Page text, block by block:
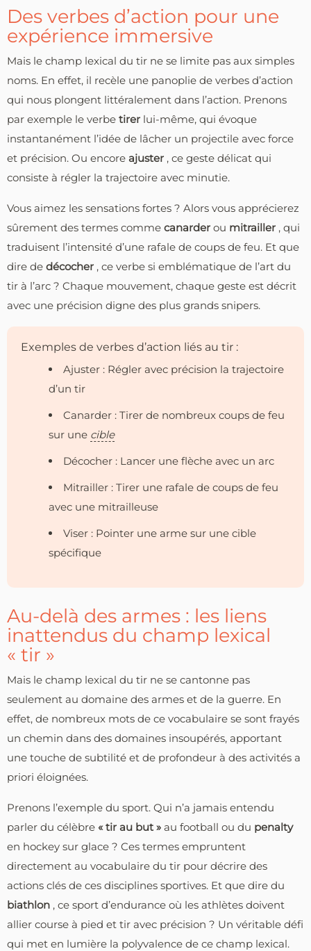
Des verbes d’action pour une
expérience immersive
Mais le champ lexical du tir ne se limite pas aux simples
noms. En effet, il recèle une panoplie de verbes d’action
qui nous plongent littéralement dans l’action. Prenons
par exemple le verbe tirer lui-même, qui évoque
instantanément l’idée de lâcher un projectile avec force
et précision. Ou encore ajuster , ce geste délicat qui
consiste à régler la trajectoire avec minutie.
Vous aimez les sensations fortes ? Alors vous apprécierez
sûrement des termes comme canarder ou mitrailler , qui
traduisent l’intensité d’une rafale de coups de feu. Et que
dire de décocher , ce verbe si emblématique de l’art du
tir à l’arc ? Chaque mouvement, chaque geste est décrit
avec une précision digne des plus grands snipers.
Exemples de verbes d’action liés au tir :
Ajuster : Régler avec précision la trajectoire
d’un tir
Canarder : Tirer de nombreux coups de feu
sur une cible
Décocher : Lancer une flèche avec un arc
Mitrailler : Tirer une rafale de coups de feu
avec une mitrailleuse
Viser : Pointer une arme sur une cible
spécifique
Au-delà des armes : les liens
inattendus du champ lexical
« tir »
Mais le champ lexical du tir ne se cantonne pas
seulement au domaine des armes et de la guerre. En
effet, de nombreux mots de ce vocabulaire se sont frayés
un chemin dans des domaines insoupérés, apportant
une touche de subtilité et de profondeur à des activités a
priori éloignées.
Prenons l’exemple du sport. Qui n’a jamais entendu
parler du célèbre « tir au but » au football ou du penalty
en hockey sur glace ? Ces termes empruntent
directement au vocabulaire du tir pour décrire des
actions clés de ces disciplines sportives. Et que dire du
biathlon , ce sport d’endurance où les athlètes doivent
allier course à pied et tir avec précision ? Un véritable défi
qui met en lumière la polyvalence de ce champ lexical.